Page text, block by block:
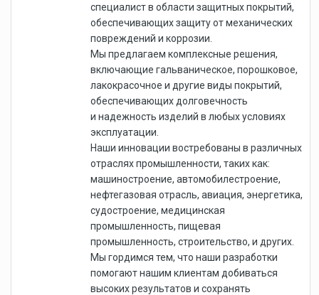
специалист в области защитных покрытий,
обеспечивающих защиту от механических
повреждений и коррозии.
Мы предлагаем комплексные решения,
включающие гальваническое, порошковое,
лакокрасочное и другие виды покрытий,
обеспечивающих долговечность
и надежность изделий в любых условиях
эксплуатации.
Наши инновации востребованы в различных
отраслях промышленности, таких как:
машиностроение, автомобилестроение,
нефтегазовая отрасль, авиация, энергетика,
судостроение, медицинская
промышленность, пищевая
промышленность, строительство, и других.
Мы гордимся тем, что наши разработки
помогают нашим клиентам добиваться
высоких результатов и сохранять